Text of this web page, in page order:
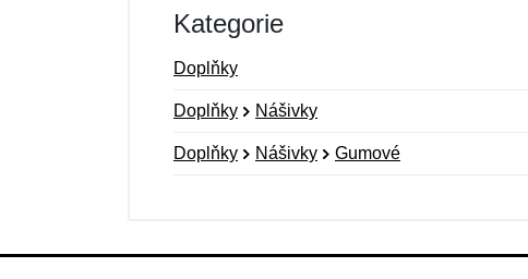
Kategorie
Doplňky
Doplňky Nášivky
Doplňky Nášivky Gumové